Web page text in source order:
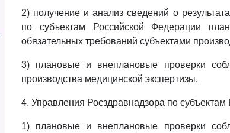
2) получение и анализ сведений о
по субъектам Российской Федерации
обязательных требований субъектами
3) плановые и внеплановые проверки
производства медицинской экспертизы.
4. Управления Росздравнадзора по
1) плановые и внеплановые проверки